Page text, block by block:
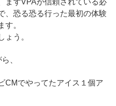
まずVPAが信頼されている必
、恐る恐る行った最初の体験
す。
ょう。
、
CMでやってたアイス１個ア